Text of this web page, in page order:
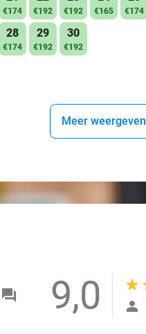
€174 €192 €192 €165 €174
28
€174
29
€192
30
€192
Meer weergeven
9,0